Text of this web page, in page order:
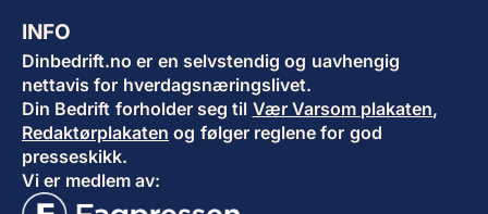
INFO
Dinbedrift.no er en selvstendig og uavhengig
nettavis for hverdagsnæringslivet.
Din Bedrift forholder seg til Vær Varsom plakaten,
Redaktørplakaten og følger reglene for god
presseskikk.
Vi er medlem av: